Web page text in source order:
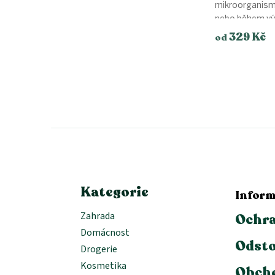
od329 Kč
nebo během
Kategorie
Zahrada
Domácnost
Drogerie
Kosmetika